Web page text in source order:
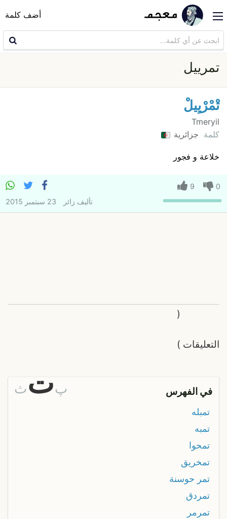
أضف كلمة
تمرييل
تْمْرْيِيلْ
Tmeryil
كلمة جزائرية
خلاعة و فجور
0
9
تأليف زائر 23 سبتمبر 2015
التعليقات
(
)
في الفهرس پتث
تمبله
تمبه
تمحوا
تمخريق
تمر حوسنة
تمردق
تمرمر